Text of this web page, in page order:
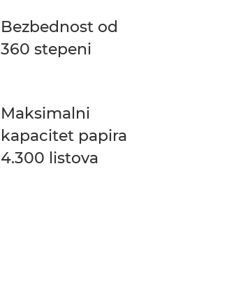
Bezbednost od
360 stepeni
Maksimalni
kapacitet papira
4.300 listova